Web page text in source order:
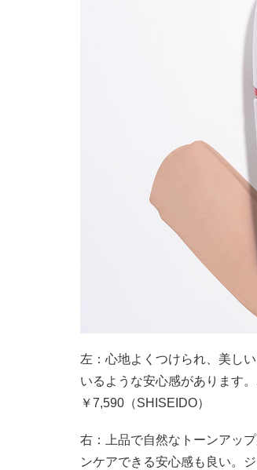
左：心地よくつけられ、美し
いるような安心感があります
￥7,590（SHISEIDO）
右：上品で自然なトーンアッ
ンケアできる安心感も良い。